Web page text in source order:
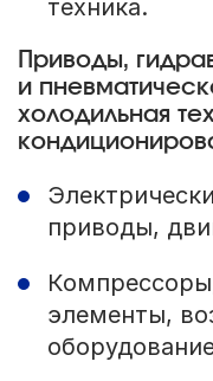
техника.
Приводы,
и
холодильная
приводы,
элементы,